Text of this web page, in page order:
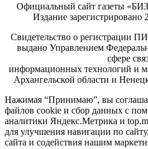
Официальный сайт газеты
Издание зарегистрировано
Свидетельство о регистрации
выдано Управлением
сфере
информационных технологий и
Архангельской области и
Нажимая “Принимаю”, вы
файлов cookie и сбор данных с
аналитики Яндекс.Метрика и
для улучшения навигации по
сайта и содействия нашим